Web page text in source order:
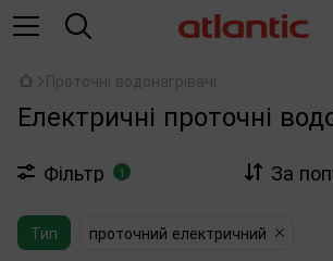
Проточні водонагрівачі
Електричні проточні
Фільтр 1 За
Тип проточний електричний